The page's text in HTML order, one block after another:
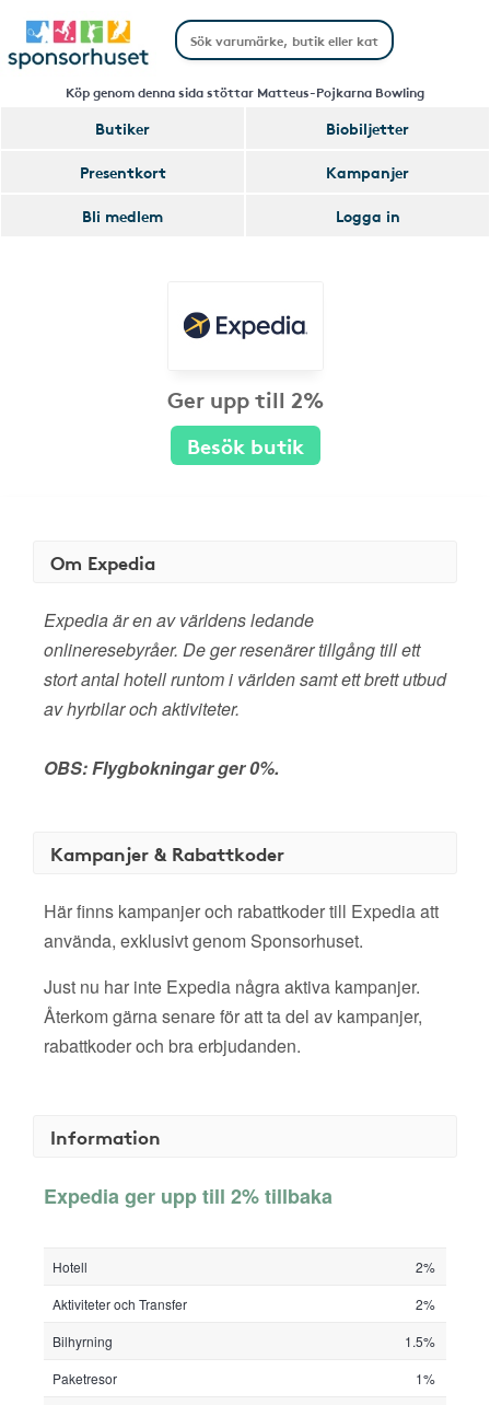
Köp genom denna sida stöttar Matteus-Pojkarna Bowling
Butiker
Biobiljetter
Presentkort
Kampanjer
Bli medlem
Logga in
Ger upp till 2%
Besök butik
Om Expedia
Expedia är en av världens ledande
onlineresebyråer. De ger resenärer tillgång till ett
stort antal hotell runtom i världen samt ett brett utbud
av hyrbilar och aktiviteter.
OBS: Flygbokningar ger 0%.
Kampanjer & Rabattkoder
Här finns kampanjer och rabattkoder till Expedia att
använda, exklusivt genom Sponsorhuset.
Just nu har inte Expedia några aktiva kampanjer.
Återkom gärna senare för att ta del av kampanjer,
rabattkoder och bra erbjudanden.
Information
Expedia ger upp till 2% tillbaka
Hotell
2%
Aktiviteter och Transfer
2%
Bilhyrning
1.5%
Paketresor
1%